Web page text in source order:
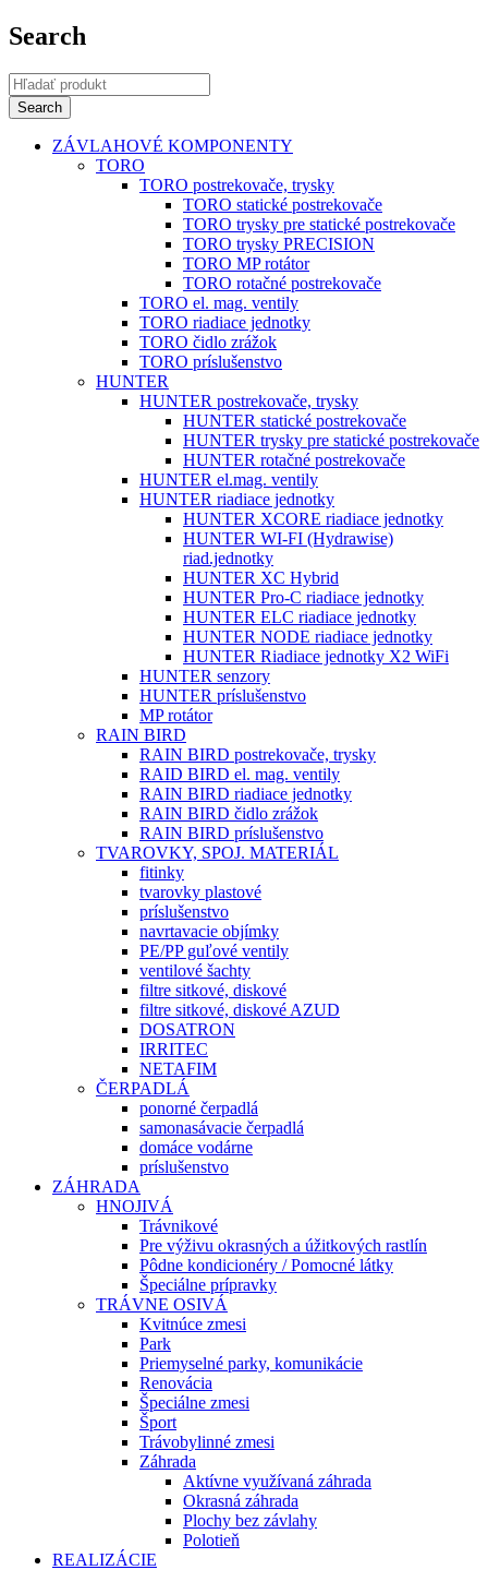
Search
ZÁVLAHOVÉ KOMPONENTY
TORO
TORO postrekovače, trysky
TORO statické postrekovače
TORO trysky pre statické postrekovače
TORO trysky PRECISION
TORO MP rotátor
TORO rotačné postrekovače
TORO el. mag. ventily
TORO riadiace jednotky
TORO čidlo zrážok
TORO príslušenstvo
HUNTER
HUNTER postrekovače, trysky
HUNTER statické postrekovače
HUNTER trysky pre statické postrekovače
HUNTER rotačné postrekovače
HUNTER el.mag. ventily
HUNTER riadiace jednotky
HUNTER XCORE riadiace jednotky
HUNTER WI-FI (Hydrawise)
riad.jednotky
HUNTER XC Hybrid
HUNTER Pro-C riadiace jednotky
HUNTER ELC riadiace jednotky
HUNTER NODE riadiace jednotky
HUNTER Riadiace jednotky X2 WiFi
HUNTER senzory
HUNTER príslušenstvo
MP rotátor
RAIN BIRD
RAIN BIRD postrekovače, trysky
RAID BIRD el. mag. ventily
RAIN BIRD riadiace jednotky
RAIN BIRD čidlo zrážok
RAIN BIRD príslušenstvo
TVAROVKY, SPOJ. MATERIÁL
fitinky
tvarovky plastové
príslušenstvo
navrtavacie objímky
PE/PP guľové ventily
ventilové šachty
filtre sitkové, diskové
filtre sitkové, diskové AZUD
DOSATRON
IRRITEC
NETAFIM
ČERPADLÁ
ponorné čerpadlá
samonasávacie čerpadlá
domáce vodárne
príslušenstvo
ZÁHRADA
HNOJIVÁ
Trávnikové
Pre výživu okrasných a úžitkových rastlín
Pôdne kondicionéry / Pomocné látky
Špeciálne prípravky
TRÁVNE OSIVÁ
Kvitnúce zmesi
Park
Priemyselné parky, komunikácie
Renovácia
Špeciálne zmesi
Šport
Trávobylinné zmesi
Záhrada
Aktívne využívaná záhrada
Okrasná záhrada
Plochy bez závlahy
Polotieň
REALIZÁCIE